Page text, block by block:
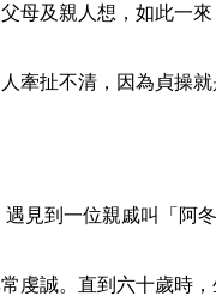
及親人想，如此一
扯不清，因為貞操
見到一位親戚叫「阿
誠。直到六十歲時